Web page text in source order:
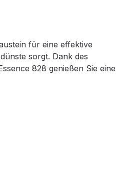
für eine effektive
sorgt. Dank des
828 genießen Sie eine